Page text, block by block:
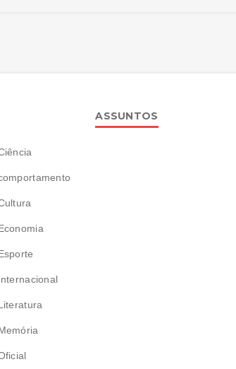
ASSUNTOS